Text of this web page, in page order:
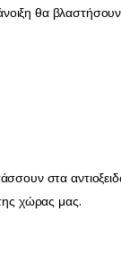
θα βλαστήσουν
στα
χώρας μας.